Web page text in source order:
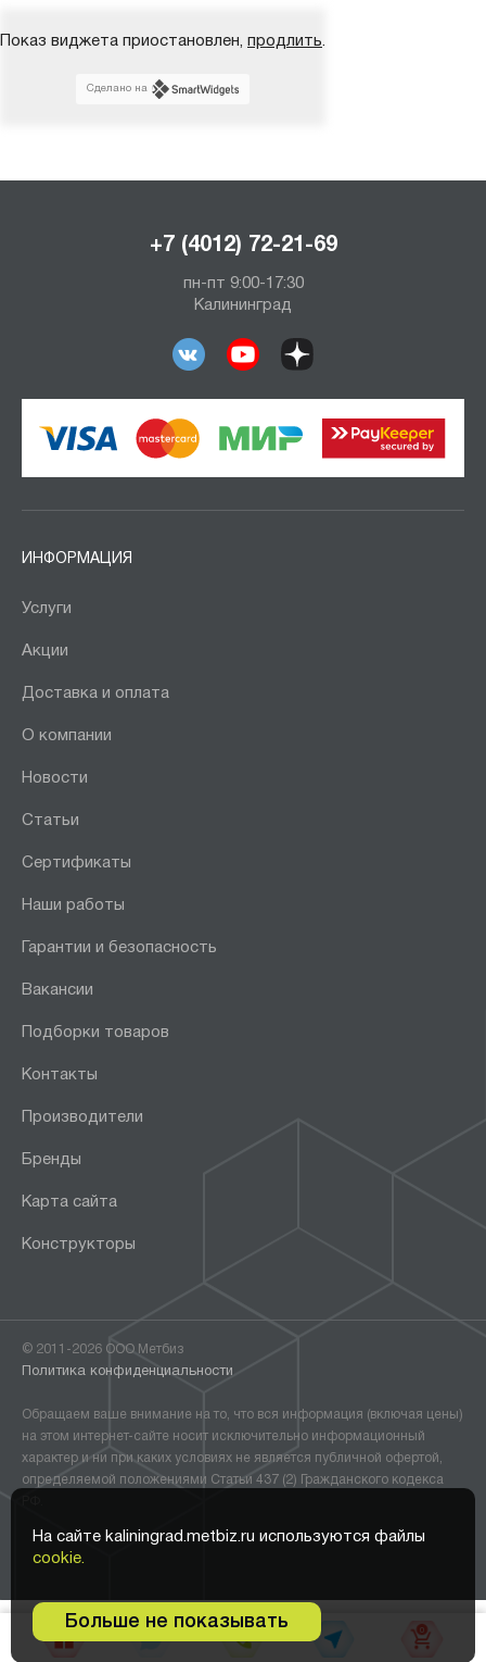
0
Показ виджета приостановлен, продлить.
Сделано на
На сайте kaliningrad.metbiz.ru используются файлы
cookie.
Больше не показывать
+7 (4012) 72-21-69
пн-пт 9:00-17:30
Калининград
ИНФОРМАЦИЯ
Услуги
Акции
Доставка и оплата
О компании
Новости
Статьи
Сертификаты
Наши работы
Гарантии и безопасность
Вакансии
Подборки товаров
Контакты
Производители
Бренды
Карта сайта
Конструкторы
© 2011-2026 ООО Метбиз
Политика конфиденциальности
Обращаем ваше внимание на то, что вся информация (включая цены)
на этом интернет-сайте носит исключительно информационный
характер и ни при каких условиях не является публичной офертой,
определяемой положениями Статьи 437 (2) Гражданского кодекса